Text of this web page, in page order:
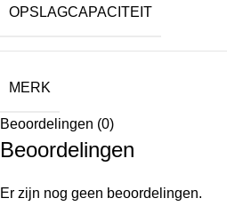
OPSLAGCAPACITEIT
MERK
Beoordelingen (0)
Beoordelingen
Er zijn nog geen beoordelingen.